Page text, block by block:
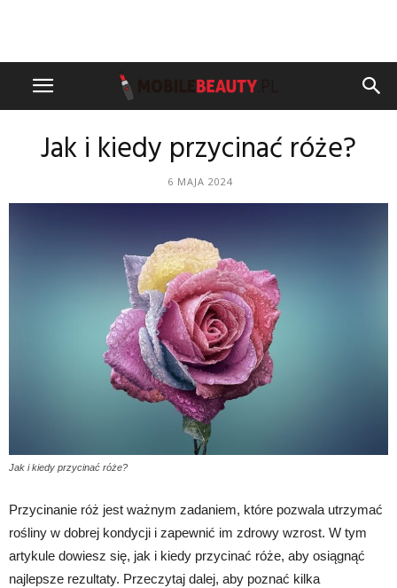
Jak i kiedy przycinać róże?
6 MAJA 2024
Jak i kiedy przycinać róże?
Przycinanie róż jest ważnym zadaniem, które pozwala utrzymać
rośliny w dobrej kondycji i zapewnić im zdrowy wzrost. W tym
artykule dowiesz się, jak i kiedy przycinać róże, aby osiągnąć
najlepsze rezultaty. Przeczytaj dalej, aby poznać kilka